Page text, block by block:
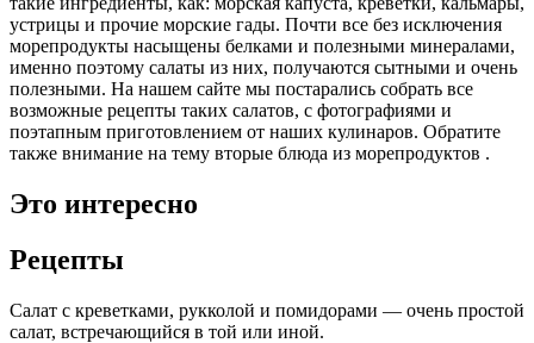
устрицы и прочие морские гады. Почти все без исключения
морепродукты насыщены белками и полезными минералами,
именно поэтому салаты из них, получаются сытными и очень
полезными. На нашем сайте мы постарались собрать все
возможные рецепты таких салатов, с фотографиями и
поэтапным приготовлением от наших кулинаров. Обратите
также внимание на тему вторые блюда из морепродуктов .
Это интересно
Рецепты
Салат с креветками, рукколой и помидорами — очень простой
салат, встречающийся в той или иной.